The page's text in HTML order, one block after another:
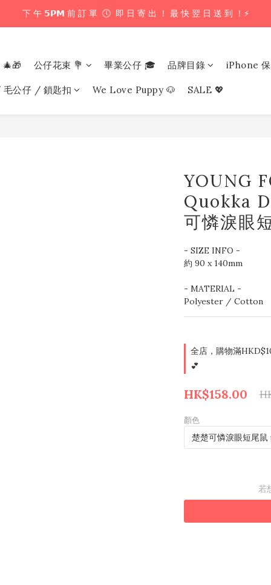
下 午 𝟱𝗣𝗠 前 訂 單  🕔  即 日 寄 出 ！ 最 快 翌 日 送 到 ！⚡️
下 午 𝟱𝗣𝗠 前 訂 單  🕔  即 日 寄 出 ！ 最 快 翌 日 送 到 ！⚡️
＼ 花束提供即日配送服務  🎀  讓我們為你編織浪漫驚喜 ！ 🎁 ／
下 午 𝟱𝗣𝗠 前 訂 單  🕔  即 日 寄 出 ！ 最 快 翌 日 送 到 ！⚡️
公仔花束 💐 畢業公仔 🎓 品牌目錄 iPhone
公仔 / 鎖匙扣 We Love Puppy 🐶 SALE 💖
YOUNG
Quokka
可憐淚眼
- SIZE INFO -
約 90 x 140mm
- MATERIAL -
Polyester / Cotton
全店，購物滿
💕
HK$158.00
顏色
若